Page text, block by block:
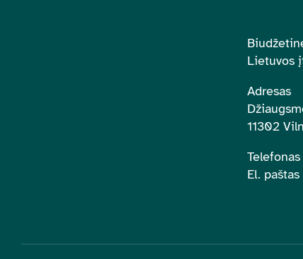
Lietuvos
Adresas
11302
El.